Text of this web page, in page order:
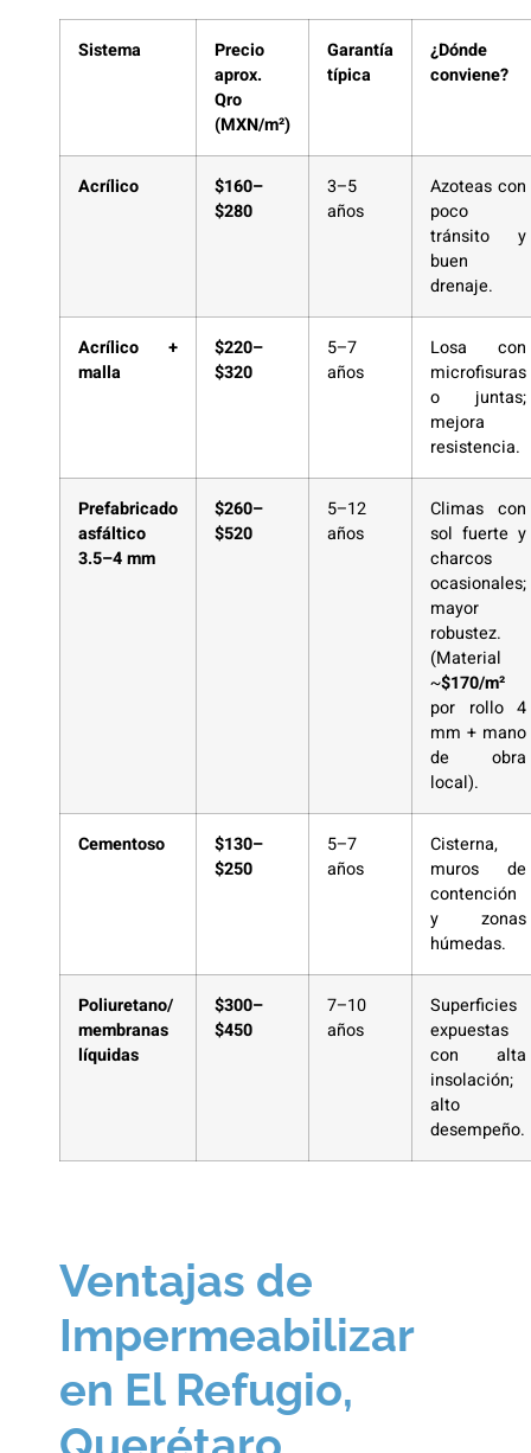
Sistema
Precio
aprox.
Qro
(MXN/m²)
Garantía
típica
¿Dónde
conviene?
Acrílico
$160–
$280
3–5
años
Azoteas con
poco
tránsito y
buen
drenaje.
Acrílico +
malla
$220–
$320
5–7
años
Losa con
microfisuras
o juntas;
mejora
resistencia.
Prefabricado
asfáltico
3.5–4 mm
$260–
$520
5–12
años
Climas con
sol fuerte y
charcos
ocasionales;
mayor
robustez.
(Material
~$170/m²
por rollo 4
mm + mano
de obra
local).
Cementoso
$130–
$250
5–7
años
Cisterna,
muros de
contención
y zonas
húmedas.
Poliuretano/
membranas
líquidas
$300–
$450
7–10
años
Superficies
expuestas
con alta
insolación;
alto
desempeño.
Ventajas de
Impermeabilizar
en El Refugio,